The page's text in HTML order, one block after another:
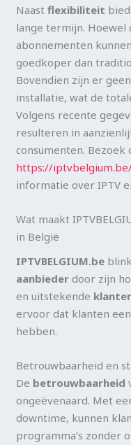
Naastflexibiliteit
lange termijn. Hoewel
abonnementen
goedkoper dan
Bovendien zijn er
installatie, wat de
Volgens recente
resulteren in
consumenten. Bezoek
https://
informatie over IPTV
Wat maakt
in België
IPTVBELGIUM.be
aanbieder door zijn
en uitstekende
ervoor dat klanten
hebben.
Betrouwbaarheid en
De betrouwbaarheid
ongeëvenaard. Met
downtime, kunnen
programma’s zonder